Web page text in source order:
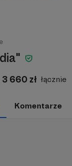
3 660 zł łącznie
Komentarze